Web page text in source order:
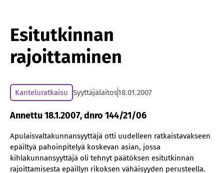
Esitutkinnan
rajoittaminen
Kanteluratkaisu Syyttäjälaitos18.01.2007
Annettu 18.1.2007, dnro 144/21/06
Apulaisvaltakunnansyyttäjä otti uudelleen ratkaistavakseen
epäiltyä pahoinpitelyä koskevan asian, jossa
kihlakunnansyyttäjä oli tehnyt päätöksen esitutkinnan
rajoittamisesta epäillyn rikoksen vähäisyyden perusteella.